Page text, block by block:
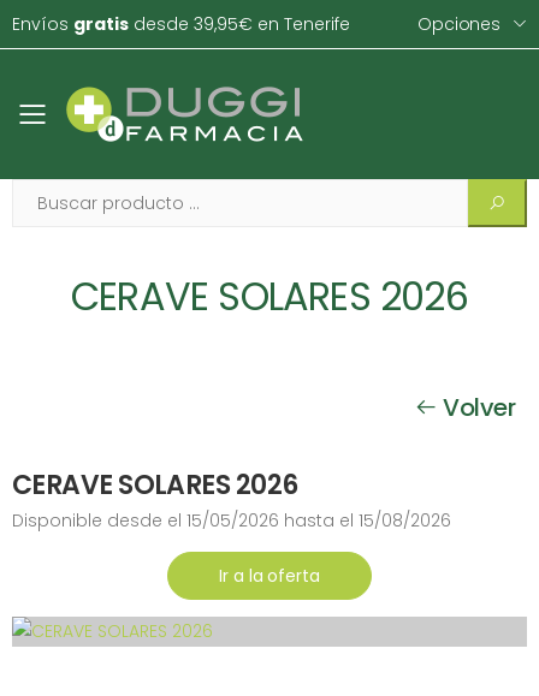
Envíos gratis desde 39,95€ en Tenerife Opciones
Toggle mobile menu
CERAVE SOLARES 2026
Volver
CERAVE SOLARES 2026
Disponible desde el 15/05/2026 hasta el 15/08/2026
Ir a la oferta